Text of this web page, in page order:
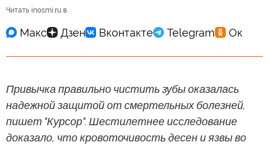
Читать inosmi.ru в
Привычка правильно чистить зубы оказалась
надежной защитой от смертельных болезней,
пишет "Курсор". Шестилетнее исследование
доказало, что кровоточивость десен и язвы во